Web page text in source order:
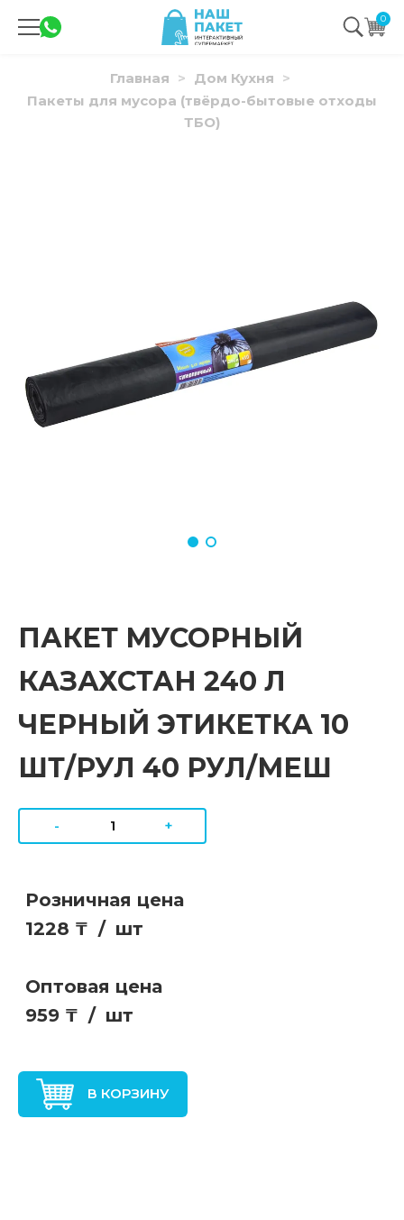
0
Главная
Дом Кухня
Пакеты для мусора (твёрдо-бытовые отходы
ТБО)
ПАКЕТ МУСОРНЫЙ
КАЗАХСТАН 240 Л
ЧЕРНЫЙ ЭТИКЕТКА 10
ШТ/РУЛ 40 РУЛ/МЕШ
- +
Розничная цена
1228 ₸ / шт
Оптовая цена
959 ₸ / шт
В КОРЗИНУ